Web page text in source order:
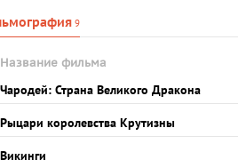
9
Название фильма
Чародей: Страна Великого Дракона
Рыцари королевства Крутизны
Викинги